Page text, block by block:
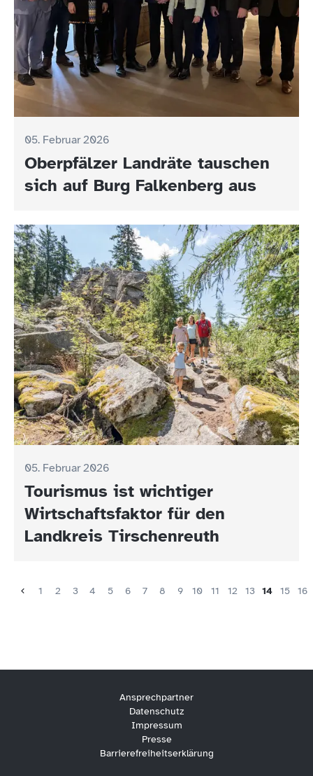
05. Februar 2026
Oberpfälzer Landräte tauschen
sich auf Burg Falkenberg aus
05. Februar 2026
Tourismus ist wichtiger
Wirtschaftsfaktor für den
Landkreis Tirschenreuth
1 2 3 4 5 6 7 8 9 10 11 12 13 14 15 16
Ansprechpartner
Datenschutz
Impressum
Presse
Barrierefreiheitserklärung